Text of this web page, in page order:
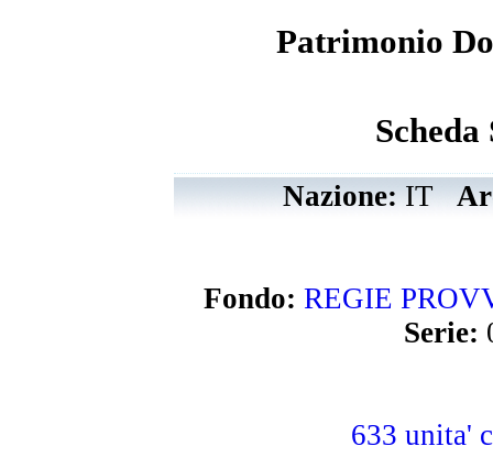
Patrimonio
Scheda
Nazione:IT
Fondo: REGIE
Serie:
633 unita'